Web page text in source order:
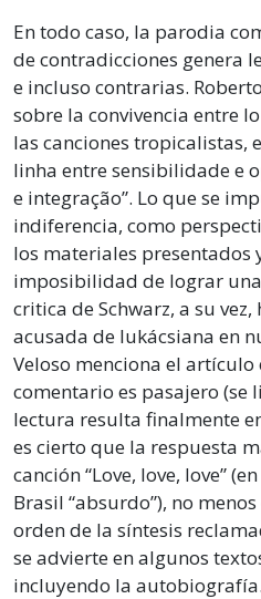
En todo caso, la parodia
de contradicciones genera
e incluso contrarias.
sobre la convivencia entre
las canciones tropicalistas,
linha entre sensibilidade e
e integração”. Lo que se
indiferencia, como
los materiales presentados
imposibilidad de lograr
critica de Schwarz, a su
acusada de lukácsiana en
Veloso menciona el
comentario es pasajero (se
lectura resulta finalmente
es cierto que la respuesta
canción “Love, love, love”
Brasil “absurdo”), no
orden de la síntesis
se advierte en algunos
incluyendo la autobiografía.